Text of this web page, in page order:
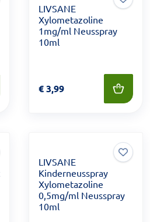
LIVSANE
Xylometazoline
1mg/ml Neusspray
10ml
Prijs: € 3,99
€3,99
LIVSANE
Kinderneusspray
Xylometazoline
0,5mg/ml Neusspray
10ml